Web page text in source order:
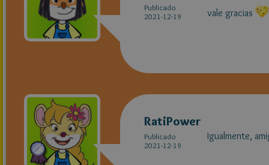
Publicado
2021-12-19
vale gracias
RatiPower
Publicado
2021-12-19
Igualmente,